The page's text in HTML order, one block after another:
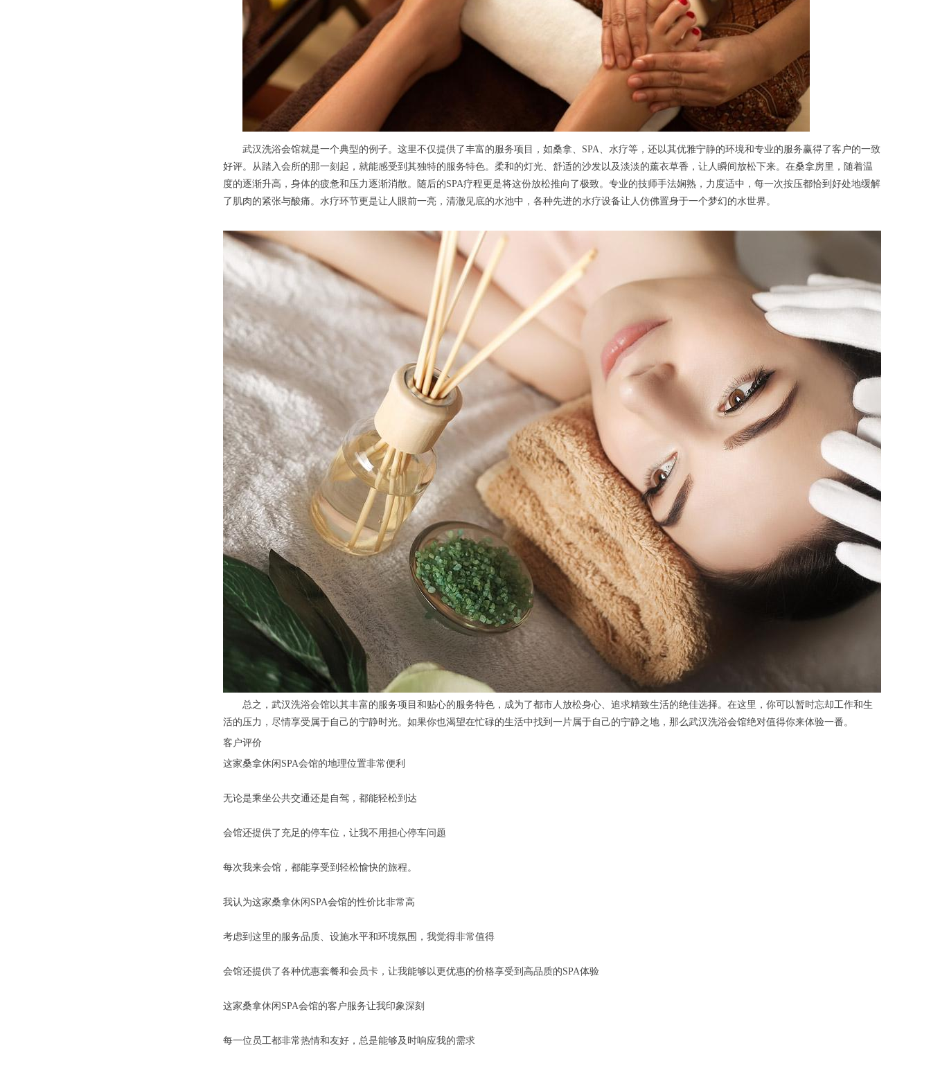
武汉洗浴会馆就是一个典型的例子。这里不仅提供了丰富的服务项目，如桑拿、SPA、水疗等，还以其优雅宁静的环境和专业的服务赢得了客户的一致
好评。从踏入会所的那一刻起，就能感受到其独特的服务特色。柔和的灯光、舒适的沙发以及淡淡的薰衣草香，让人瞬间放松下来。在桑拿房里，随着温
度的逐渐升高，身体的疲惫和压力逐渐消散。随后的SPA疗程更是将这份放松推向了极致。专业的技师手法娴熟，力度适中，每一次按压都恰到好处地缓解
了肌肉的紧张与酸痛。水疗环节更是让人眼前一亮，清澈见底的水池中，各种先进的水疗设备让人仿佛置身于一个梦幻的水世界。
总之，武汉洗浴会馆以其丰富的服务项目和贴心的服务特色，成为了都市人放松身心、追求精致生活的绝佳选择。在这里，你可以暂时忘却工作和生
活的压力，尽情享受属于自己的宁静时光。如果你也渴望在忙碌的生活中找到一片属于自己的宁静之地，那么武汉洗浴会馆绝对值得你来体验一番。
客户评价
这家桑拿休闲SPA会馆的地理位置非常便利
无论是乘坐公共交通还是自驾，都能轻松到达
会馆还提供了充足的停车位，让我不用担心停车问题
每次我来会馆，都能享受到轻松愉快的旅程。
我认为这家桑拿休闲SPA会馆的性价比非常高
考虑到这里的服务品质、设施水平和环境氛围，我觉得非常值得
会馆还提供了各种优惠套餐和会员卡，让我能够以更优惠的价格享受到高品质的SPA体验
这家桑拿休闲SPA会馆的客户服务让我印象深刻
每一位员工都非常热情和友好，总是能够及时响应我的需求